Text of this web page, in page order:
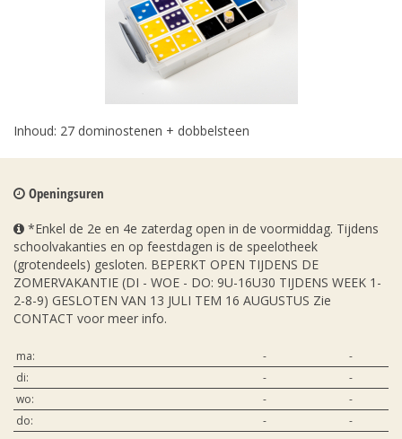
Inhoud: 27 dominostenen + dobbelsteen
Openingsuren
*Enkel de 2e en 4e zaterdag open in de voormiddag. Tijdens
schoolvakanties en op feestdagen is de speelotheek
(grotendeels) gesloten. BEPERKT OPEN TIJDENS DE
ZOMERVAKANTIE (DI - WOE - DO: 9U-16U30 TIJDENS WEEK 1-
2-8-9) GESLOTEN VAN 13 JULI TEM 16 AUGUSTUS Zie
CONTACT voor meer info.
ma: -
-
di:
-
-
wo:
-
-
do:
-
-